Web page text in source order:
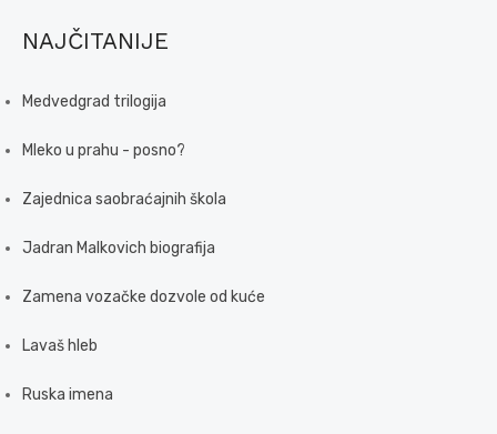
NAJČITANIJE
Medvedgrad trilogija
Mleko u prahu - posno?
Zajednica saobraćajnih škola
Jadran Malkovich biografija
Zamena vozačke dozvole od kuće
Lavaš hleb
Ruska imena